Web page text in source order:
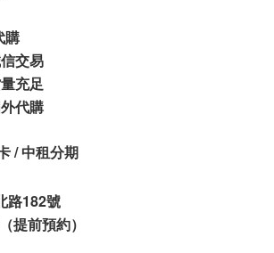
購
交易
充足
代購
/ 中租分期
路182號
前預約）